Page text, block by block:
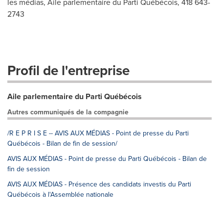
2743
Profil de l'entreprise
Aile parlementaire du Parti Québécois
Autres communiqués de la compagnie
/R E P R I S E -- AVIS AUX MÉDIAS - Point de presse du Parti
Québécois - Bilan de fin de session/
AVIS AUX MÉDIAS - Point de presse du Parti Québécois - Bilan de
fin de session
AVIS AUX MÉDIAS - Présence des candidats investis du Parti
Québécois à l'Assemblée nationale